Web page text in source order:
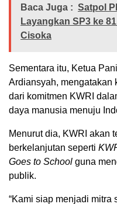
Baca Juga : Satpol
Layangkan SP3 ke
Cisoka
Sementara itu, Ketua
Ardiansyah, mengatakan
dari komitmen KWRI
daya manusia menuju
Menurut dia, KWRI akan
berkelanjutan seperti
Goes to School guna
publik.
“Kami siap menjadi mitra